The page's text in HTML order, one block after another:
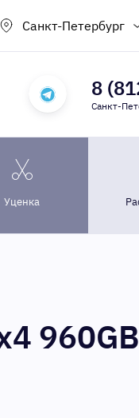
Санкт-Петербург
8
Санкт-
Уценка
960GB